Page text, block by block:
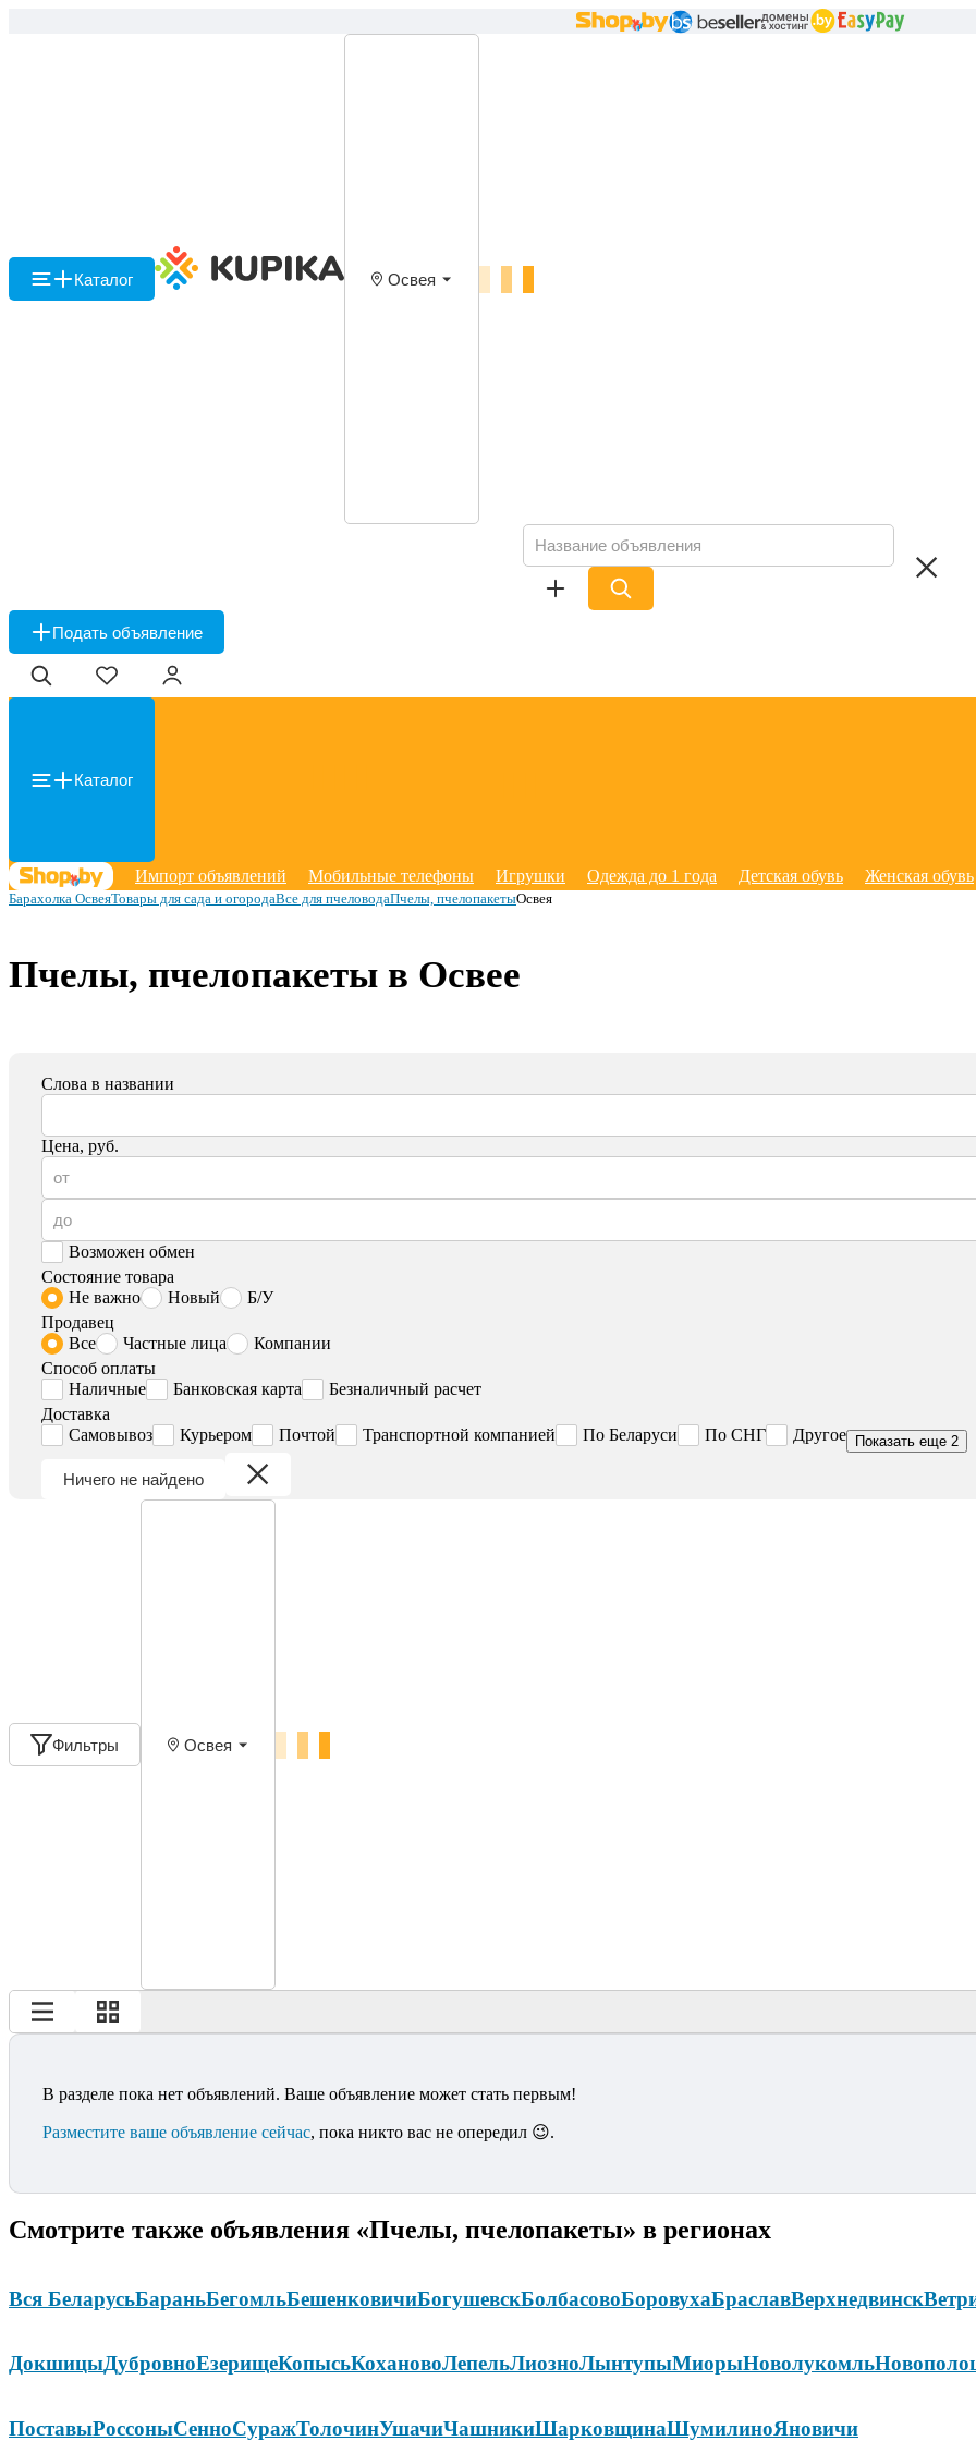
Каталог Освея
Подать объявление
Каталог
Импорт объявлений Мобильные телефоны Игрушки Одежда до 1 года Детская обувь Женская обувь
Барахолка ОсвеяТовары для сада и огородаВсе для пчеловодаПчелы, пчелопакетыОсвея
Пчелы, пчелопакеты в Освее
Слова в названии
Цена, руб.
Возможен обмен
Состояние товара
Не важно
Новый
Б/У
Продавец
Все
Частные лица
Компании
Способ оплаты
Наличные
Банковская карта
Безналичный расчет
Доставка
Самовывоз
Курьером Почтой Транспортной компанией По Беларуси По СНГ Другое Показать еще 2
Ничего не найдено
Фильтры Освея
В разделе пока нет объявлений. Ваше объявление может стать первым!
Разместите ваше объявление сейчас, пока никто вас не опередил 😉.
Смотрите также объявления «Пчелы, пчелопакеты» в регионах
Вся БеларусьБараньБегомльБешенковичиБогушевскБолбасовоБоровухаБраславВерхнедвинск
ДокшицыДубровноЕзерищеКопысьКохановоЛепельЛиозноЛынтупыМиорыНоволукомль
ПоставыРоссоныСенноСуражТолочинУшачиЧашникиШарковщинаШумилиноЯновичи